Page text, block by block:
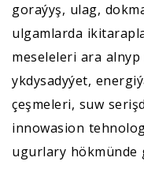
goraýyş, ulag,
ulgamlarda
meseleleri ara alnyp
ykdysadyýet,
çeşmeleri, suw
innowasion
ugurlary hökmünde